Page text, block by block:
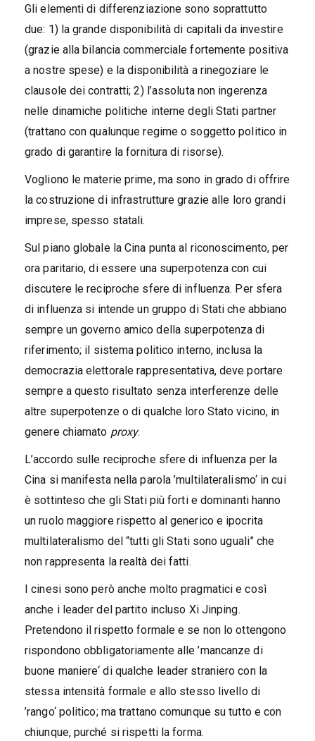
Gli elementi di differenziazione sono soprattutto
due: 1) la grande disponibilità di capitali da investire
(grazie alla bilancia commerciale fortemente positiva
a nostre spese) e la disponibilità a rinegoziare le
clausole dei contratti; 2) l’assoluta non ingerenza
nelle dinamiche politiche interne degli Stati partner
(trattano con qualunque regime o soggetto politico in
grado di garantire la fornitura di risorse).
Vogliono le materie prime, ma sono in grado di offrire
la costruzione di infrastrutture grazie alle loro grandi
imprese, spesso statali.
Sul piano globale la Cina punta al riconoscimento, per
ora paritario, di essere una superpotenza con cui
discutere le reciproche sfere di influenza. Per sfera
di influenza si intende un gruppo di Stati che abbiano
sempre un governo amico della superpotenza di
riferimento; il sistema politico interno, inclusa la
democrazia elettorale rappresentativa, deve portare
sempre a questo risultato senza interferenze delle
altre superpotenze o di qualche loro Stato vicino, in
genere chiamato proxy.
L’accordo sulle reciproche sfere di influenza per la
Cina si manifesta nella parola ’multilateralismo‘ in cui
è sottinteso che gli Stati più forti e dominanti hanno
un ruolo maggiore rispetto al generico e ipocrita
multilateralismo del “tutti gli Stati sono uguali” che
non rappresenta la realtà dei fatti.
I cinesi sono però anche molto pragmatici e così
anche i leader del partito incluso Xi Jinping.
Pretendono il rispetto formale e se non lo ottengono
rispondono obbligatoriamente alle ’mancanze di
buone maniere‘ di qualche leader straniero con la
stessa intensità formale e allo stesso livello di
’rango‘ politico; ma trattano comunque su tutto e con
chiunque, purché si rispetti la forma.